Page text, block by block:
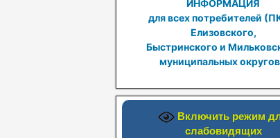
ИНФОРМАЦИЯ
для всех потребителей
Елизовского,
Быстринского и
муниципальных
Включить режим
слабовидящих